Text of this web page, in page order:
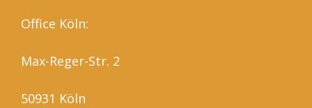
Office Köln:
Max-Reger-Str. 2
50931 Köln